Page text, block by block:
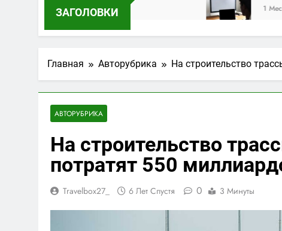
ЗАГОЛОВКИ 1 Месяц Спустя
Главная Авторубрика На строительство
АВТОРУБРИКА
На строительство
потратят 550
Travelbox27_ 6 Лет Спустя 0 3 Минуты